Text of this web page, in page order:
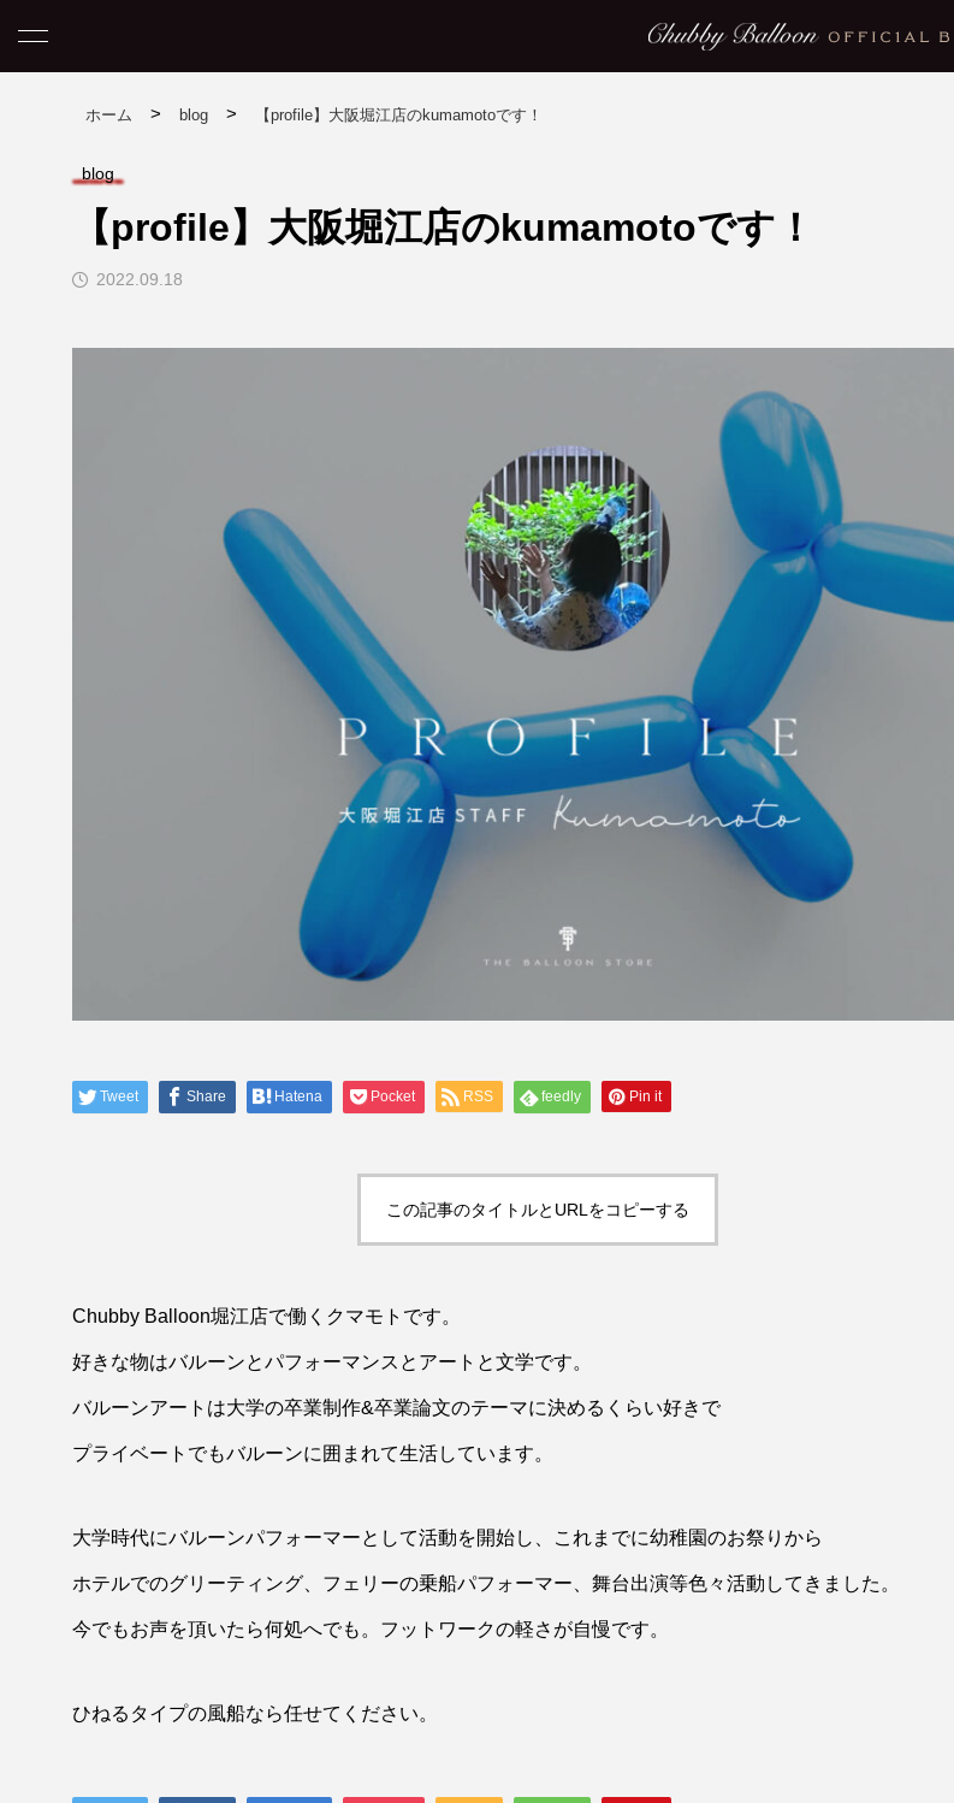
コラム
【 おすすめ映画】元気
になりたい時に観たい
映画３選
YUME
2022.11.01
blog
【大阪 大正区】Asami
のおすすめグルメ
2022.10.07
検索する
TAG LIST
tag theme thor world
ホーム > blog > 【profile】大阪堀江店のkumamotoです！
blog
【profile】大阪堀江店のkumamotoです！
2022.09.18
Tweet Share Hatena Pocket RSS feedly Pin it
この記事のタイトルとURLをコピーする
Chubby Balloon堀江店で働くクマモトです。
好きな物はバルーンとパフォーマンスとアートと文学です。
バルーンアートは大学の卒業制作&卒業論文のテーマに決めるくらい好きで
プライベートでもバルーンに囲まれて生活しています。
大学時代にバルーンパフォーマーとして活動を開始し、これまでに幼稚園のお祭りから
ホテルでのグリーティング、フェリーの乗船パフォーマー、舞台出演等色々活動してきました。
今でもお声を頂いたら何処へでも。フットワークの軽さが自慢です。
ひねるタイプの風船なら任せてください。